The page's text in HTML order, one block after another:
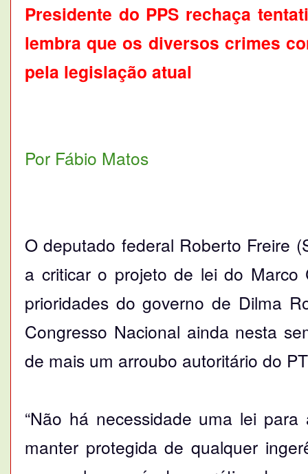
Presidente do PPS rechaça
lembra que os diversos crimes
pela legislação atual
Por Fábio Matos
O deputado federal Roberto Freire
a criticar o projeto de lei do Marco
prioridades do governo de Dilma
Congresso Nacional ainda nesta
de mais um arroubo autoritário do
“Não há necessidade uma lei
manter protegida de qualquer